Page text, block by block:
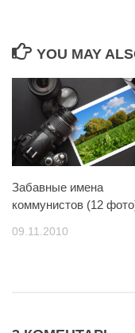
YOU MAY
Забавные имена
коммунистов (12
09.11.2010